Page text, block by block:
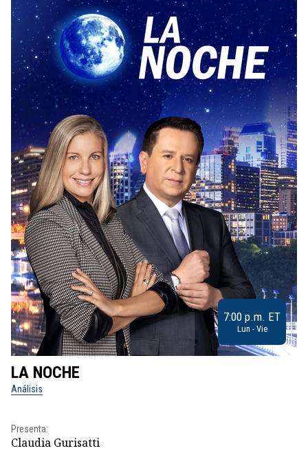
7:00 p.m. ET
Lun - Vie
LA NOCHE
Análisis
Presenta:
Claudia Gurisatti